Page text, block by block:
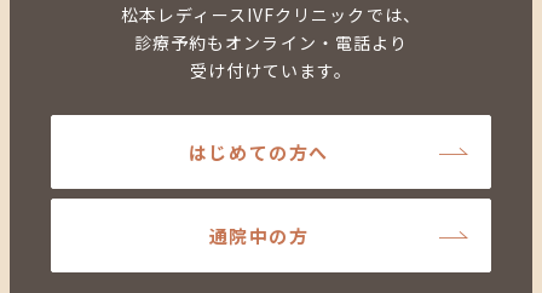
松本レディースIVFクリニックでは、
診療予約もオンライン・電話より
受け付けています。
はじめての方へ
通院中の方